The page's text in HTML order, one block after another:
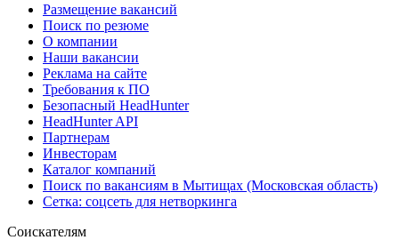
Размещение вакансий
Поиск по резюме
О компании
Наши вакансии
Реклама на сайте
Требования к ПО
Безопасный HeadHunter
HeadHunter API
Партнерам
Инвесторам
Каталог компаний
Поиск по вакансиям в Мытищах (Московская область)
Сетка: соцсеть для нетворкинга
Соискателям